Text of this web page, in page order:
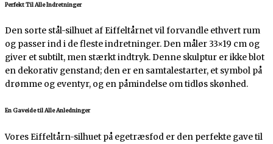
Perfekt Til Alle Indretninger
Den sorte stål-silhuet af Eiffeltårnet vil forvandle ethvert rum
og passer ind i de fleste indretninger. Den måler 33×19 cm og
giver et subtilt, men stærkt indtryk. Denne skulptur er ikke blot
en dekorativ genstand; den er en samtalestarter, et symbol på
drømme og eventyr, og en påmindelse om tidløs skønhed.
En Gaveide til Alle Anledninger
Vores Eiffeltårn-silhuet på egetræsfod er den perfekte gave til